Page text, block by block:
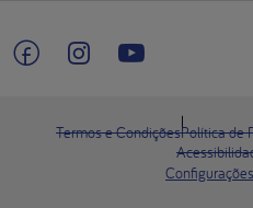
Termos e CondiçõesPolítica de